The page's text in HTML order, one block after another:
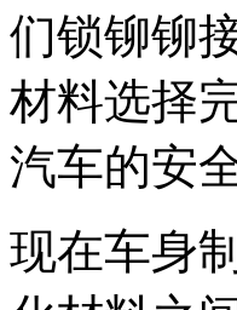
们锁铆铆
材料选择
汽车的安全
现在车身